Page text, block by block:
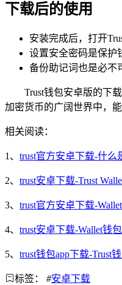
下载后的使用
安装完成后，打开
设置安全密码是保护
备份助记词也是必不
Trust钱包安卓版的下
加密货币的广阔世界中，
相关阅读：
1、 trust官方安卓下载-什么
2、 trust安卓下载-Trust
3、 trust官方安卓下载-
4、 trust安卓下载-Wallet钱
5、 trust钱包app下载-Trust
标签： #安卓下载